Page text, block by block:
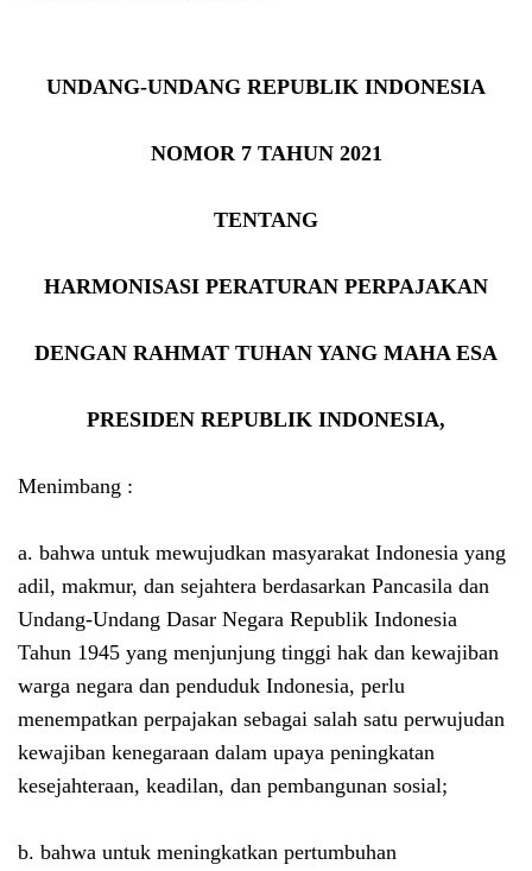
UNDANG-UNDANG REPUBLIK INDONESIA
NOMOR 7 TAHUN 2021
TENTANG
HARMONISASI PERATURAN PERPAJAKAN
DENGAN RAHMAT TUHAN YANG MAHA ESA
PRESIDEN REPUBLIK INDONESIA,
Menimbang :
a. bahwa untuk mewujudkan masyarakat Indonesia yang
adil, makmur, dan sejahtera berdasarkan Pancasila dan
Undang-Undang Dasar Negara Republik Indonesia
Tahun 1945 yang menjunjung tinggi hak dan kewajiban
warga negara dan penduduk Indonesia, perlu
menempatkan perpajakan sebagai salah satu perwujudan
kewajiban kenegaraan dalam upaya peningkatan
kesejahteraan, keadilan, dan pembangunan sosial;
b. bahwa untuk meningkatkan pertumbuhan